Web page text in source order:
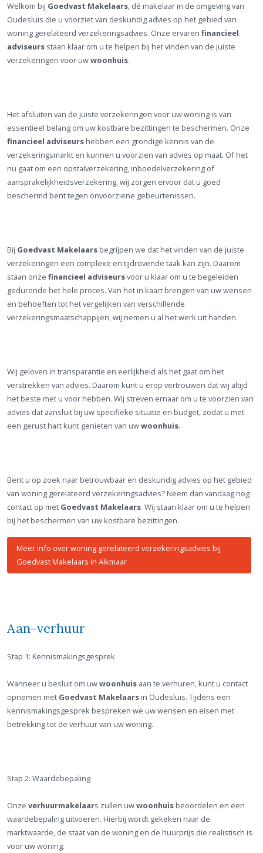
Welkom bij Goedvast Makelaars, dé makelaar in de omgeving van
Oudesluis die u voorziet van deskundig advies op het gebied van
woning gerelateerd verzekeringsadvies. Onze ervaren financieel
adviseurs staan klaar om u te helpen bij het vinden van de juiste
verzekeringen voor uwwoonhuis.
Het afsluiten van de juiste verzekeringen voor uw woning is van
essentieel belang om uw kostbare bezittingen te beschermen. Onze
financieel adviseurs hebben een grondige kennis van de
verzekeringsmarkt en kunnen u voorzien van advies op maat. Of het
nu gaat om een opstalverzekering, inboedelverzekering of
aansprakelijkheidsverzekering, wij zorgen ervoor dat u goed
beschermd bent tegen onvoorziene gebeurtenissen.
Bij Goedvast Makelaars begrijpen we dat het vinden van de juiste
verzekeringen een complexe en tijdrovende taak kan zijn. Daarom
staan onze financieel adviseursvoor u klaar om u te begeleiden
gedurende het hele proces. Van het in kaart brengen van uw wensen
en behoeften tot het vergelijken van verschillende
verzekeringsmaatschappijen, wij nemen u al het werk uit handen.
Wij geloven in transparantie en eerlijkheid als het gaat om het
verstrekken van advies. Daarom kunt u erop vertrouwen dat wij altijd
het beste met u voor hebben. Wij streven ernaar om u te voorzien van
advies dat aansluit bij uw specifieke situatie en budget, zodat u met
een gerust hart kunt genieten van uwwoonhuis.
Bent u op zoek naar betrouwbaar en deskundig advies op het gebied
van woning gerelateerd verzekeringsadvies? Neem dan vandaag nog
contact op met Goedvast Makelaars. Wij staan klaar om u te helpen
bij het beschermen van uw kostbare bezittingen.
Meer info over woning gerelateerd verzekeringsadvies bij
Goedvast Makelaars in Alkmaar
Aan-verhuur
Stap 1: Kennismakingsgesprek
Wanneer u besluit om uwwoonhuis aan te verhuren, kunt u contact
opnemen met Goedvast Makelaars in Oudesluis. Tijdens een
kennismakingsgesprek bespreken we uw wensen en eisen met
betrekking tot de verhuur van uw woning.
Stap 2: Waardebepaling
Onze verhuurmakelaars zullen uwwoonhuis beoordelen en een
waardebepaling uitvoeren. Hierbij wordt gekeken naar de
marktwaarde, de staat van de woning en de huurprijs die realistisch is
voor uw woning.